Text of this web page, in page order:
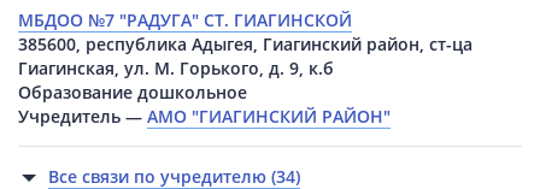
МБДОО №7 "РАДУГА" СТ. ГИАГИНСКОЙ
385600, республика Адыгея, Гиагинский район, ст-ца
Гиагинская, ул. М. Горького, д. 9, к.б
Образование дошкольное
Учредитель — АМО "ГИАГИНСКИЙ РАЙОН"
Все связи по учредителю (34)